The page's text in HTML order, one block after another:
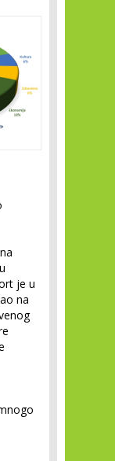
je u
na